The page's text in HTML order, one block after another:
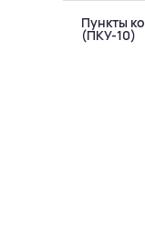
Пункты
(ПКУ-10)